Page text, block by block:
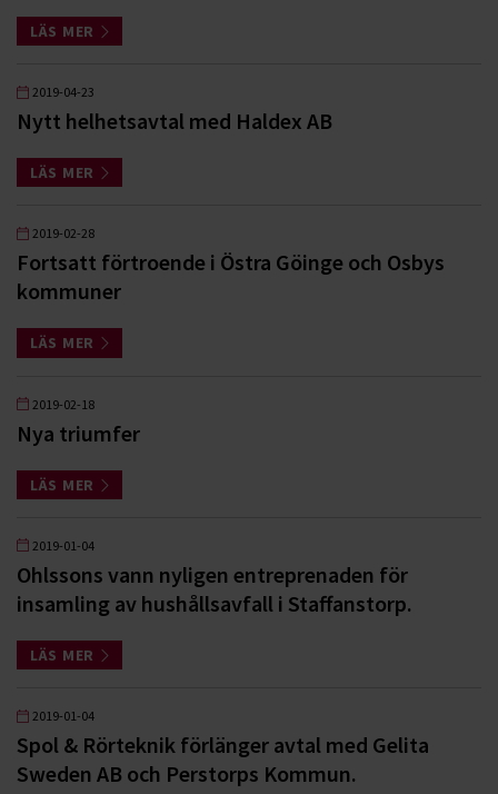
LÄS MER
2019-04-23
Nytt helhetsavtal med Haldex AB
LÄS MER
2019-02-28
Fortsatt förtroende i Östra Göinge och Osbys
kommuner
LÄS MER
2019-02-18
Nya triumfer
LÄS MER
2019-01-04
Ohlssons vann nyligen entreprenaden för
insamling av hushållsavfall i Staffanstorp.
LÄS MER
2019-01-04
Spol & Rörteknik förlänger avtal med Gelita
Sweden AB och Perstorps Kommun.